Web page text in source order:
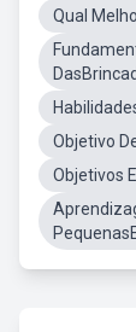
Qual
Objetivo
Objetivos